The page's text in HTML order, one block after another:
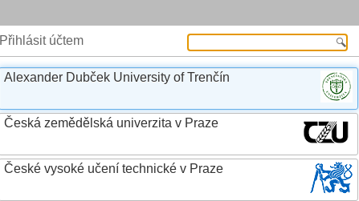
Přihlásit účtem
Alexander Dubček University of Trenčín
Česká zemědělská univerzita v Praze
České vysoké učení technické v Praze